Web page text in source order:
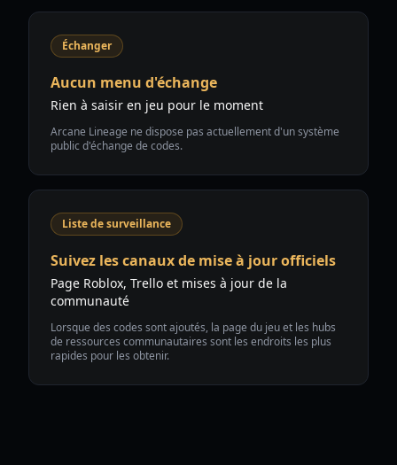
Échanger
Aucun menu d'échange
Rien à saisir en jeu pour le moment
Arcane Lineage ne dispose pas actuellement d'un système
public d'échange de codes.
Liste de surveillance
Suivez les canaux de mise à jour officiels
Page Roblox, Trello et mises à jour de la
communauté
Lorsque des codes sont ajoutés, la page du jeu et les hubs
de ressources communautaires sont les endroits les plus
rapides pour les obtenir.